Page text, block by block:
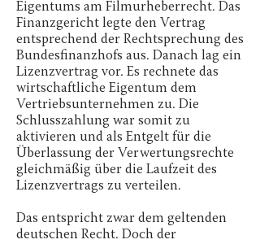
Eigentums am Filmurheberrecht. Das
Finanzgericht legte den Vertrag
entsprechend der Rechtsprechung des
Bundesfinanzhofs aus. Danach lag ein
Lizenzvertrag vor. Es rechnete das
wirtschaftliche Eigentum dem
Vertriebsunternehmen zu. Die
Schlusszahlung war somit zu
aktivieren und als Entgelt für die
Überlassung der Verwertungsrechte
gleichmäßig über die Laufzeit des
Lizenzvertrags zu verteilen.
Das entspricht zwar dem geltenden
deutschen Recht. Doch der